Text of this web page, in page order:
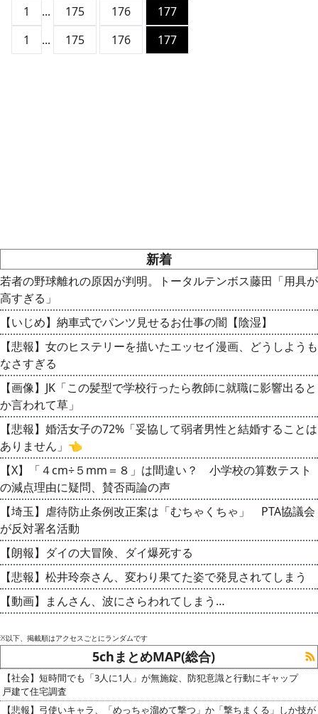
1 ... 175 176
177
1
... 175 176 177
新着
若者の野球離れの原因が判明。トータルテンボス藤田「用具が
高すぎる」
【いじめ】納車式でパンツ見せるお仕事の闇【陰湿】
【悲報】女のヒステリーを描いたエッセイ漫画、どうしようも
なさすぎる
【画像】JK「この髪型で学校行ったら教師に就職に影響出ると
か言われて草」
【悲報】婚活女子の72%「妥協して弱者男性と結婚することは
ありません」👈
【X】「４cm÷５mm＝８」は間違い？ 小学校の算数テスト
の減点理由に疑問、賛否両論の声
【埼玉】虐待防止条例改正案は「むちゃくちゃ」 PTA協議会
が反対署名活動
【朗報】ダイの大冒険、ダイ爆死する
【悲報】松井玲奈さん、変わり果てた姿で発見されてしまう
【動画】まんさん、波にさらわれてしまう…
※以下、掲載順はアクセスごとにランダムです
5chまとめMAP(総合)
【社会】短時間でも「3人に1人」が無施錠、防犯意識と行動にギャップ
戸建て住宅調査
【悲報】弓使いキャラ、「めっちゃ溜めて撃つ」か「撃ちまくる」しか技が